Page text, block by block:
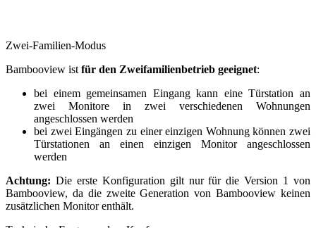
Zwei-Familien-Modus
Bambooview ist für den Zweifamilienbetrieb geeignet:
bei einem gemeinsamen Eingang kann eine Türstation an
zwei Monitore in zwei verschiedenen Wohnungen
angeschlossen werden
bei zwei Eingängen zu einer einzigen Wohnung können zwei
Türstationen an einen einzigen Monitor angeschlossen
werden
Achtung: Die erste Konfiguration gilt nur für die Version 1 von
Bambooview, da die zweite Generation von Bambooview keinen
zusätzlichen Monitor enthält.